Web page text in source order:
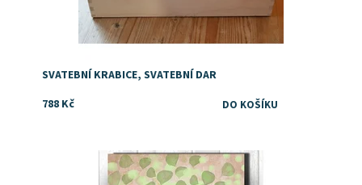
SVATEBNÍ KRABICE, SVATEBNÍ DAR
788 Kč
Dostupnost: Skladem